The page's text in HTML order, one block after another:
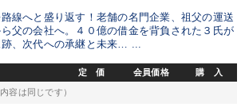
線へと盛り返す！老舗の名門企業、祖父の運送
父の会社へ。４０億の借金を背負された３氏が
、次代への承継と未来… ...
定 価 会員価格 購 入
容は同じです）